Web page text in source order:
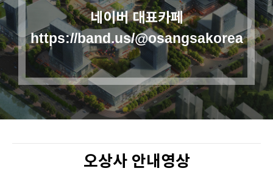
네이버 대표카페
https://band.us/@osangsakorea
오상사 안내영상